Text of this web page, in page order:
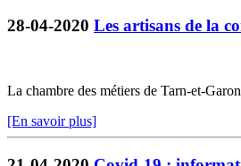
28-04-2020 Les artisans de la
La chambre des métiers de Tarn-et-
[En savoir plus]